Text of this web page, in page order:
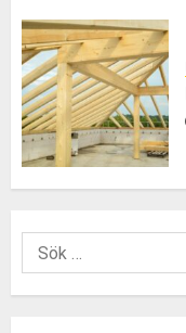
Sök
efter: